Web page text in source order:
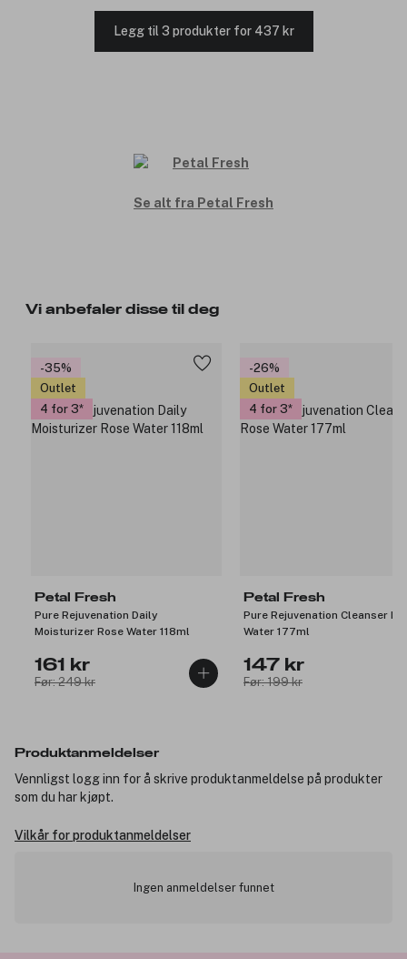
Legg til 3 produkter for 437 kr
Se alt fra Petal Fresh
Vi anbefaler disse til deg
-35%
Outlet
4 for 3
Petal Fresh
Pure Rejuvenation Daily
Moisturizer Rose Water 118ml
161 kr
Før: 249 kr
-26%
Outlet
4 for 3
Petal Fresh
Pure Rejuvenation Cleanser
Water 177ml
147 kr
Før: 199 kr
Produktanmeldelser
Vennligst logg inn for å skrive produktanmeldelse på produkter
som du har kjøpt.
Vilkår for produktanmeldelser
Ingen anmeldelser funnet